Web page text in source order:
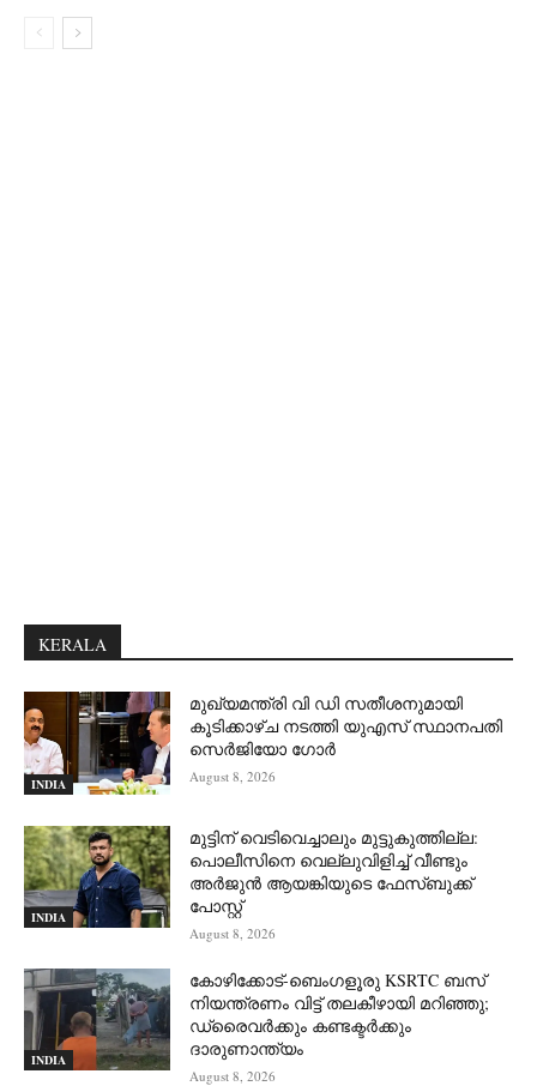
KERALA
INDIA
മുഖ്യമന്ത്രി വി ഡി സതീശനുമായി
കൂടിക്കാഴ്ച നടത്തി യുഎസ് സ്ഥാനപതി
സെര്‍ജിയോ ഗോര്‍
August 8, 2026
INDIA
മുട്ടിന് വെടിവെച്ചാലും മുട്ടുകുത്തില്ല:
പൊലീസിനെ വെല്ലുവിളിച്ച് വീണ്ടും
അർജുൻ ആയങ്കിയുടെ ഫേസ്ബുക്ക്
പോസ്റ്റ്
August 8, 2026
INDIA
കോഴിക്കോട്-ബെംഗളൂരു KSRTC ബസ്
നിയന്ത്രണം വിട്ട് തലകീഴായി മറിഞ്ഞു;
ഡ്രെെവർക്കും കണ്ടക്ടർക്കും
ദാരുണാന്ത്യം
August 8, 2026